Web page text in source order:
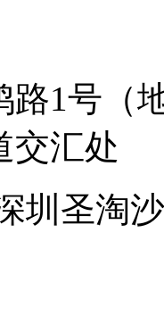
路1号（
交汇处
圳圣